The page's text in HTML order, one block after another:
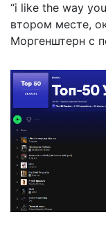
“i like the way
втором месте,
Моргенштерн с